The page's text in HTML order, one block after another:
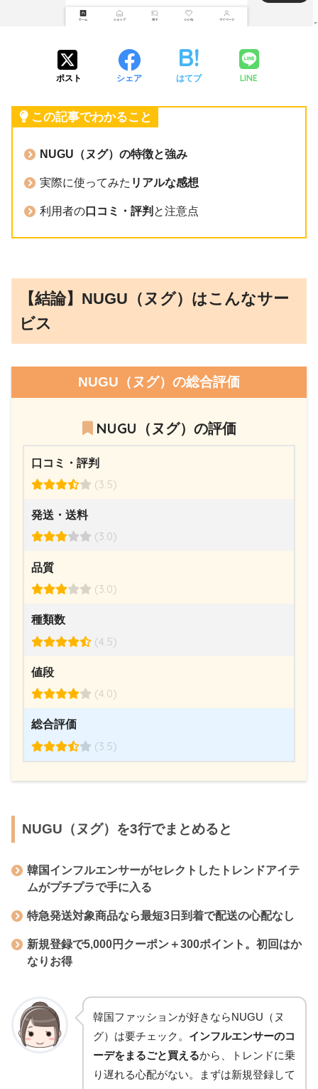
ポスト シェア はてブ LINE
この記事でわかること
NUGU（ヌグ）の特徴と強み
実際に使ってみた リアルな感想
利用者の口コミ・評判 と注意点
【結論】NUGU（ヌグ）はこんなサー
ビス
NUGU（ヌグ）の総合評価
NUGU（ヌグ）の評価
口コミ・評判
(3.5)
発送・送料
(3.0)
品質
(3.0)
種類数
(4.5)
値段
(4.0)
総合評価
(3.5)
NUGU（ヌグ）を3行でまとめると
韓国インフルエンサーがセレクトしたトレンドアイテ
ムがプチプラで手に入る
特急発送対象商品なら最短3日到着で配送の心配なし
新規登録で5,000円クーポン＋300ポイント。初回はか
なりお得
韓国ファッションが好きならNUGU（ヌ
グ）は要チェック。 インフルエンサーのコ
ーデをまるごと買えるから、トレンドに乗
り遅れる心配がない。まずは新規登録して